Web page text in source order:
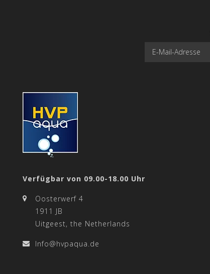
Verfügbar von 09.00-18.00 Uhr
Oosterwerf 4
1911 JB
Uitgeest, the Netherlands
Info@hvpaqua.de